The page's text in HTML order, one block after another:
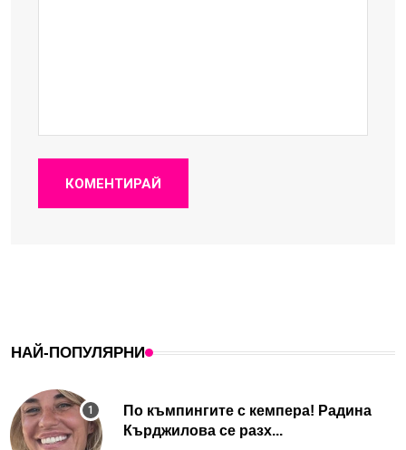
КОМЕНТИРАЙ
НАЙ-ПОПУЛЯРНИ
По къмпингите с кемпера! Радина
Кърджилова се разх...